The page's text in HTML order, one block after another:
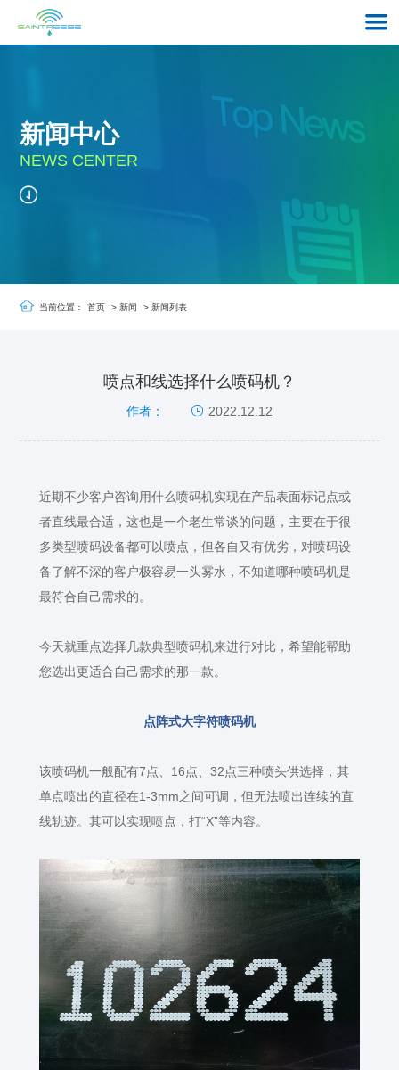
新闻中心
NEWS CENTER
当前位置： 首页 > 新闻 > 新闻列表
喷点和线选择什么喷码机？
作者： 2022.12.12
近期不少客户咨询用什么喷码机实现在产品表面标记点或
者直线最合适，这也是一个老生常谈的问题，主要在于很
多类型喷码设备都可以喷点，但各自又有优劣，对喷码设
备了解不深的客户极容易一头雾水，不知道哪种喷码机是
最符合自己需求的。
今天就重点选择几款典型喷码机来进行对比，希望能帮助
您选出更适合自己需求的那一款。
点阵式大字符喷码机
该喷码机一般配有7点、 16点、32点三种喷头供选择，其
单点喷出的直径在1-3mm之间可调，但无法喷出连续的直
线轨迹。其可以实现喷点，打“X”等内容。